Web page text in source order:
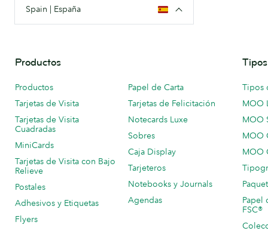
Spain | España
Productos
Productos
Tarjetas de Visita
Tarjetas de Visita
Cuadradas
MiniCards
Tarjetas de Visita con Bajo
Relieve
Postales
Adhesivos y Etiquetas
Flyers
Papel de Carta
Tarjetas de Felicitación
Notecards Luxe
Sobres
Caja Display
Tarjeteros
Notebooks y Journals
Agendas
Tipos
MOO
MOO
MOO
MOO
Papel
FSC®